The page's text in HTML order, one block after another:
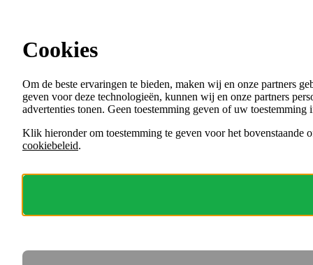
Menu
VACATURES
ORGANISATIES
Cookies
Om de beste ervaringen te bieden, maken wij en onze partners
geven voor deze technologieën, kunnen wij en onze partners
advertenties tonen. Geen toestemming geven of uw
Klik hieronder om toestemming te geven voor het bovenstaande
cookiebeleid.